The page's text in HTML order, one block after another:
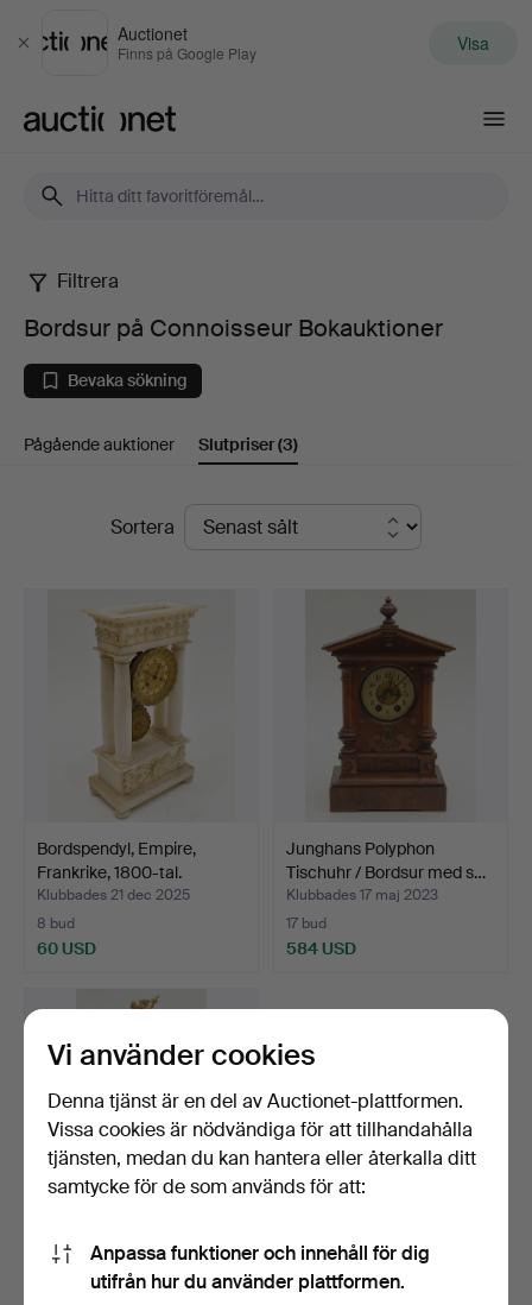
Stäng
Auctionet
Finns på Google Play Visa
Bordsur
på
Connoisseur
Bokauktioner
Filtrera
Bordsur på Connoisseur Bokauktioner
Bevaka sökning
Pågående auktioner Slutpriser(3)
SlutpriserSortera
Bordspendyl, Empire,
Frankrike, 1800-tal.
Klubbades 21 dec 2025
8 bud
60 USD
Junghans Polyphon
Tischuhr / Bordsur med s…
Klubbades 17 maj 2023
17 bud
584 USD
Bordspendyl.
Sten/Marmorerad. Förgylld
Klubbades 30 jul 2022
Vi använder cookies
Denna tjänst är en del av Auctionet-plattformen.
Vissa cookies är nödvändiga för att tillhandahålla
tjänsten, medan du kan hantera eller återkalla ditt
samtycke för de som används för att:
Anpassa funktioner och innehåll för dig
utifrån hur du använder plattformen.